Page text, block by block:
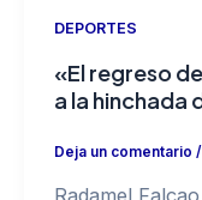
DEPORTES
«El regreso
a la hinchada
Deja un comentario /
Radamel